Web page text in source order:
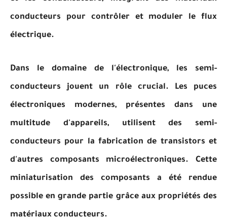
conducteurs pour contrôler et moduler le flux
électrique.
Dans le domaine de l'électronique, les semi-
conducteurs jouent un rôle crucial. Les puces
électroniques modernes, présentes dans une
multitude d'appareils, utilisent des semi-
conducteurs pour la fabrication de transistors et
d'autres composants microélectroniques. Cette
miniaturisation des composants a été rendue
possible en grande partie grâce aux propriétés des
matériaux conducteurs.